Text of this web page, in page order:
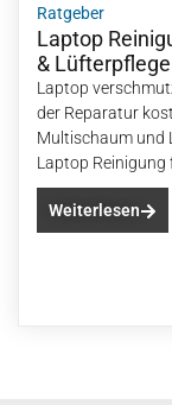
Ratgeber
Laptop
&
Laptop
der Reparatur
Multischaum und
Laptop Reinigung
Weiterlesen